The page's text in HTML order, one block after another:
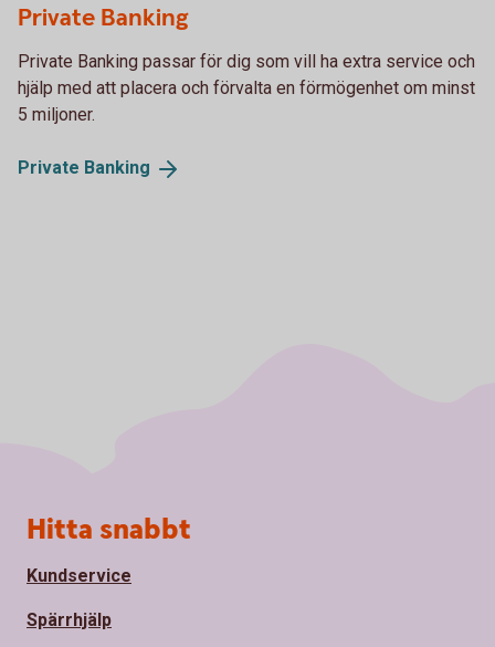
Private Banking
Private Banking passar för dig som vill ha extra service och
hjälp med att placera och förvalta en förmögenhet om minst
5 miljoner.
Private Banking
Sidfot
Hitta snabbt
Kundservice
Spärrhjälp